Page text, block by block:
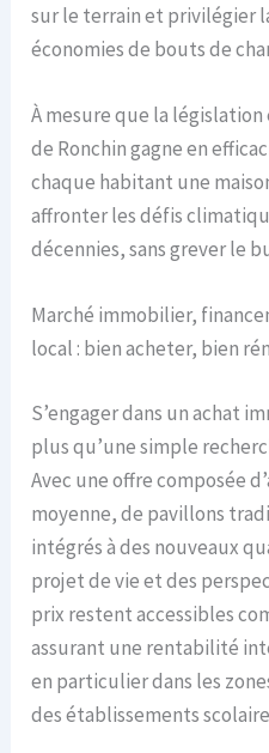
sur le terrain et privilégier
économies de bouts de
À mesure que la
de Ronchin gagne en
chaque habitant une
affronter les défis
décennies, sans grever le
Marché immobilier,
local : bien acheter, bien
S’engager dans un achat
plus qu’une simple
Avec une offre composée
moyenne, de pavillons
intégrés à des nouveaux
projet de vie et des
prix restent accessibles
assurant une rentabilité
en particulier dans les
des établissements